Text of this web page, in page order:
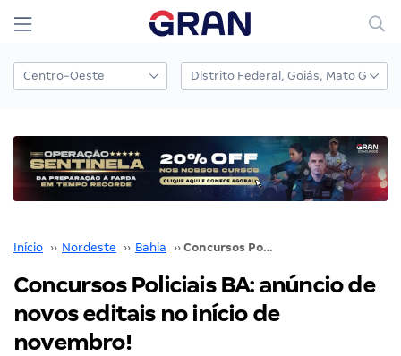
Início ›› Nordeste ›› Bahia ›› Concursos Policiais BA: anúncio de novos editais no início de novembro!
Concursos Policiais BA: anúncio de
novos editais no início de
novembro!